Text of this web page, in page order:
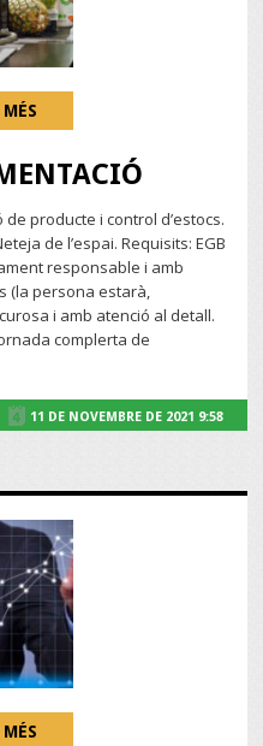
producte i control d’estocs.
de l’espai. Requisits: EGB
responsable i amb
(la persona estarà,
i amb atenció al detall.
complerta de
11 DE NOVEMBRE DE 2021 9:58